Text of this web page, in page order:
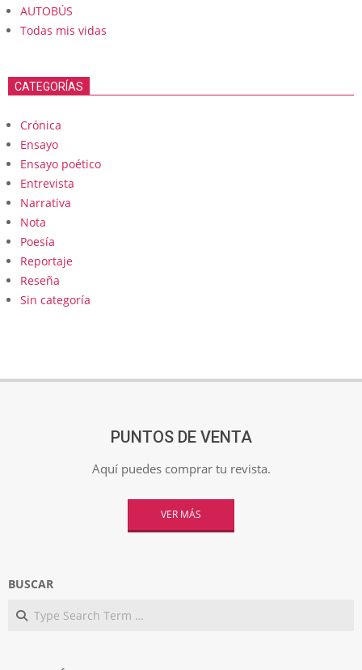
AUTOBÚS
Todas mis vidas
CATEGORÍAS
Crónica
Ensayo
Ensayo poético
Entrevista
Narrativa
Nota
Poesía
Reportaje
Reseña
Sin categoría
PUNTOS DE VENTA
Aquí puedes comprar tu revista.
VER MÁS
BUSCAR
Search